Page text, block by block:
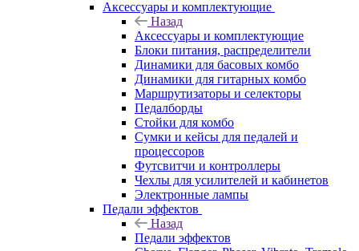
Аксессуары и комплектующие
Назад
Аксессуары и комплектующие
Блоки питания, распределители
Динамики для басовых комбо
Динамики для гитарных комбо
Маршрутизаторы и селекторы
Педалборды
Стойки для комбо
Сумки и кейсы для педалей и
процессоров
Футсвитчи и контроллеры
Чехлы для усилителей и кабинетов
Электронные лампы
Педали эффектов
Назад
Педали эффектов